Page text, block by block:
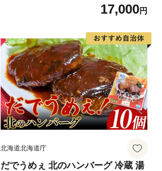
めぴりか ふっくりんこ 喜ななつぼ
し 各300g×2 3種セット 計1.8kg 食
べ比べ ごはん こめ 白米 F6S-590
17,000円
北海道北海道庁
だでうめぇ 北のハンバーグ 冷蔵 湯